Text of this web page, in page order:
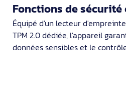
Fonctions de
Équipé d'un lecteur
TPM 2.0 dédiée, l'appareil
données sensibles et le